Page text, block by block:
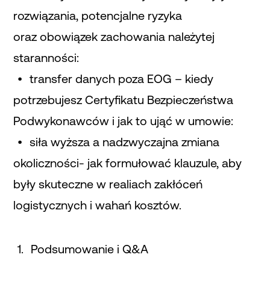
rozwiązania, potencjalne ryzyka
oraz obowiązek zachowania należytej
staranności:
transfer danych poza EOG – kiedy
potrzebujesz Certyfikatu Bezpieczeństwa
Podwykonawców i jak to ująć w umowie:
siła wyższa a nadzwyczajna zmiana
okoliczności- jak formułować klauzule, aby
były skuteczne w realiach zakłóceń
logistycznych i wahań kosztów.
Podsumowanie i Q&A